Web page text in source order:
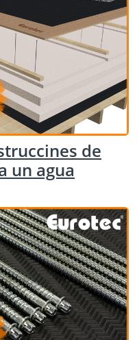
de
un agua